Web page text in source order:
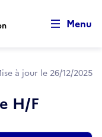
principal
Menu
à jour le 26/12/2025
H/F